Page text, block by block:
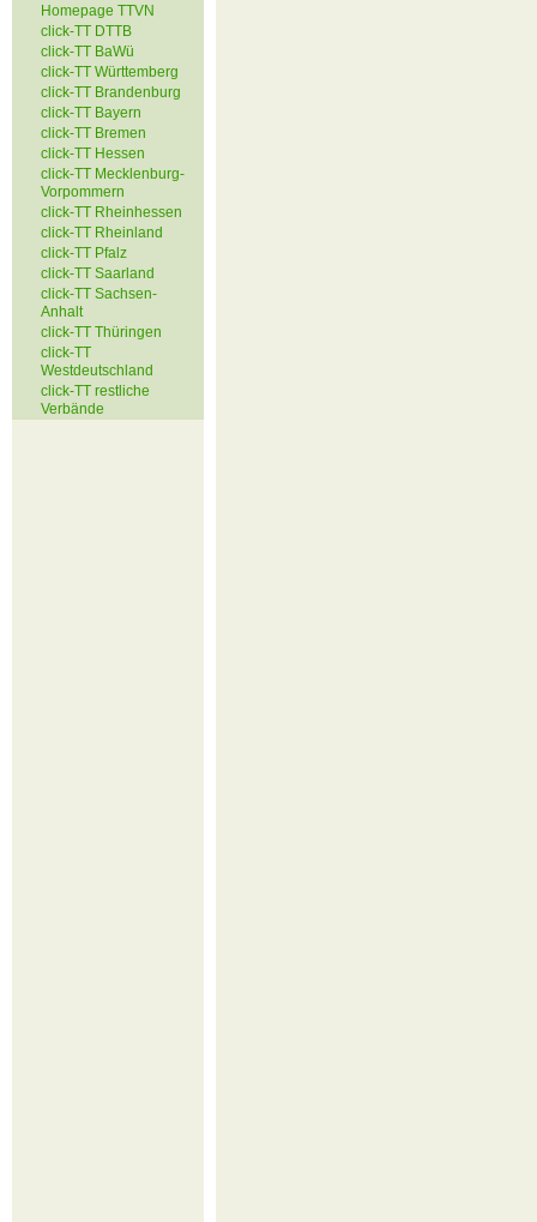
Homepage TTVN
click-TT DTTB
click-TT BaWü
click-TT Württemberg
click-TT Brandenburg
click-TT Bayern
click-TT Bremen
click-TT Hessen
click-TT Mecklenburg-
Vorpommern
click-TT Rheinhessen
click-TT Rheinland
click-TT Pfalz
click-TT Saarland
click-TT Sachsen-
Anhalt
click-TT Thüringen
click-TT
Westdeutschland
click-TT restliche
Verbände